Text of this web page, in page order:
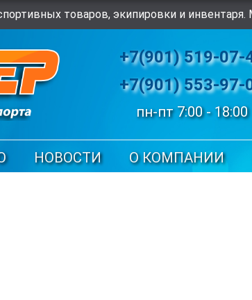
товаров, экипировки и инвентаря.
+7(901) 519-07-
+7(901) 553-97-
пн-пт 7:00 - 18:00
НОВОСТИ О КОМПАНИИ